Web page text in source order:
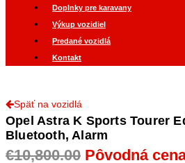
Doplnky pre karavany
Výkup vozidiel
Predané vozidlá
Kontakt
Späť na vozidlá
Opel Astra K Sports Tourer
Bluetooth, Alarm
€10,800.00 Pôvodná